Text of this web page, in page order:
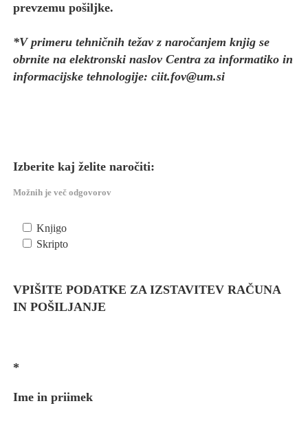
prevzemu pošiljke.
*V primeru tehničnih težav z naročanjem knjig se
obrnite na elektronski naslov Centra za informatiko in
informacijske tehnologije: ciit.fov@um.si
Izberite kaj želite naročiti:
Možnih je več odgovorov
Knjigo
Skripto
VPIŠITE PODATKE ZA IZSTAVITEV RAČUNA
IN POŠILJANJE
*
Ime in priimek